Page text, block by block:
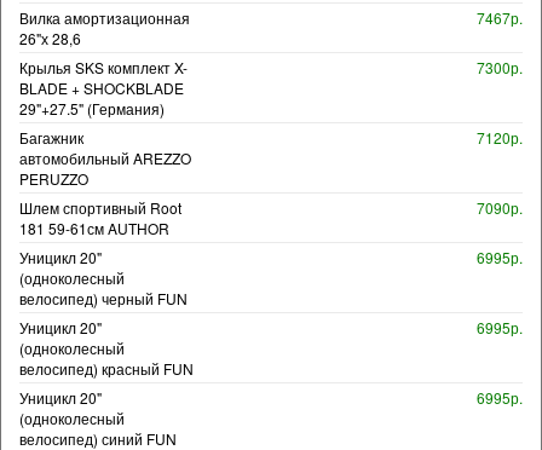
Вилка амортизационная
26"х 28,6
7467р.
Крылья SKS комплект X-
BLADE + SHOCKBLADE
29"+27.5" (Германия)
7300р.
Багажник
автомобильный AREZZO
PERUZZO
7120р.
Шлем спортивный Root
181 59-61см AUTHOR
7090р.
Уницикл 20"
(одноколесный
велосипед) черный FUN
6995р.
Уницикл 20"
(одноколесный
велосипед) красный FUN
6995р.
Уницикл 20"
(одноколесный
велосипед) синий FUN
6995р.